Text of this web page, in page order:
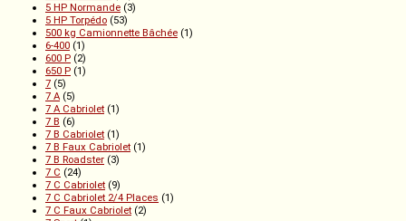
5 HP Normande (3)
5 HP Torpédo (53)
500 kg Camionnette Bâchée (1)
6-400 (1)
600 P (2)
650 P (1)
7 (5)
7 A (5)
7 A Cabriolet (1)
7 B (6)
7 B Cabriolet (1)
7 B Faux Cabriolet (1)
7 B Roadster (3)
7 C (24)
7 C Cabriolet (9)
7 C Cabriolet 2/4 Places (1)
7 C Faux Cabriolet (2)